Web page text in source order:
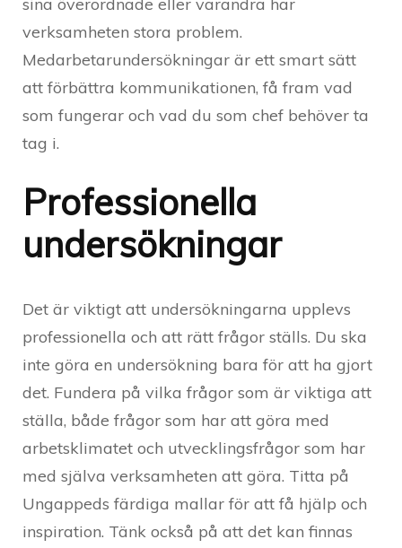
verksamheten stora problem.
Medarbetarundersökningar är ett smart sätt
att förbättra kommunikationen, få fram vad
som fungerar och vad du som chef behöver ta
tag i.
Professionella
undersökningar
Det är viktigt att undersökningarna upplevs
professionella och att rätt frågor ställs. Du ska
inte göra en undersökning bara för att ha gjort
det. Fundera på vilka frågor som är viktiga att
ställa, både frågor som har att göra med
arbetsklimatet och utvecklingsfrågor som har
med själva verksamheten att göra. Titta på
Ungappeds färdiga mallar för att få hjälp och
inspiration. Tänk också på att det kan finnas